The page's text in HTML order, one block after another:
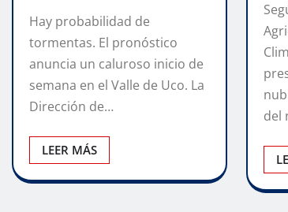
Hay probabilidad de
tormentas. El pronóstico
anuncia un caluroso inicio de
semana en el Valle de Uco. La
Dirección de…
LEER MÁS
del